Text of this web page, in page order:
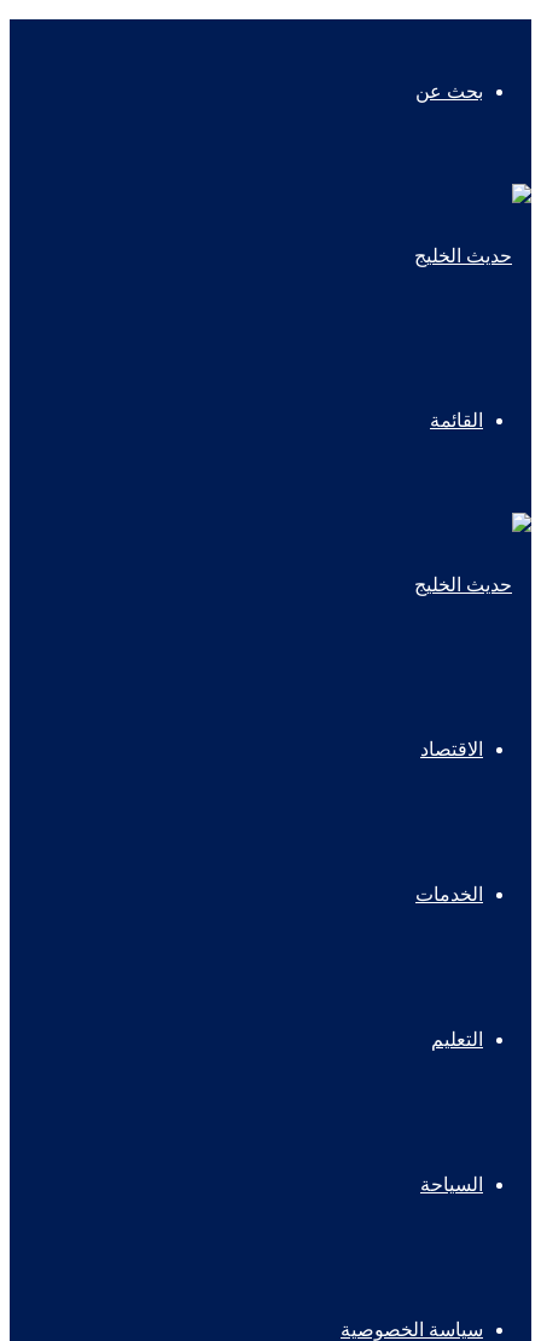
بحث عن
القائمة
الاقتصاد
الخدمات
التعليم
السياحة
سياسة الخصوصية